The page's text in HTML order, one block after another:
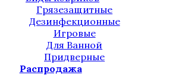
Грязезащитные
Дезинфекционные
Игровые
Для Ванной
Придверные
Распродажа